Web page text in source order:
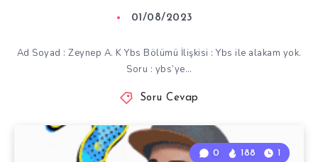
01/08/2023
Ad Soyad : Zeynep A. K Ybs Bölümü İlişkisi : Ybs ile alakam yok.
Soru : ybs’ye…
Soru Cevap
0 188 1